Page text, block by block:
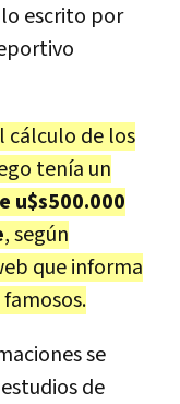
escrito por
cálculo de los
tenía un
u$s500.000
, según
que informa
se
de